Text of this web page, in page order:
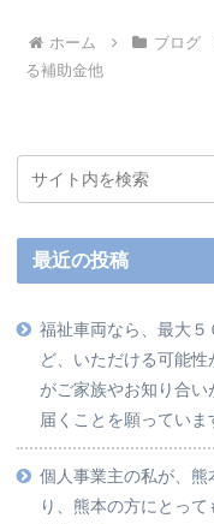
ホーム ブログ
る補助金他
最近の投稿
福祉車両なら、最大
ど、いただける可能
がご家族やお知り合い
届くことを願っていま
個人事業主の私が、
り、熊本の方にとっ